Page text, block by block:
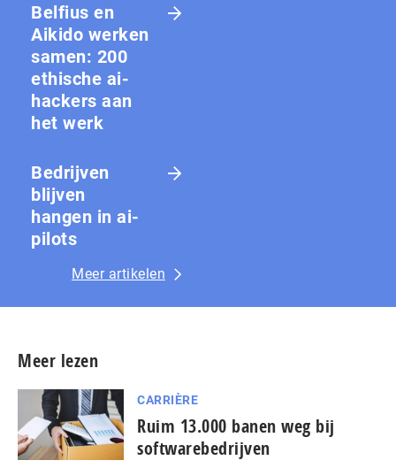
Belfius en
Aikido werken
samen: 200
ethische ai-
hackers aan
het werk
Bedrijven
blijven
hangen in ai-
pilots
Meer artikelen
Meer lezen
CARRIÈRE
Ruim 13.000 banen weg bij
softwarebedrijven